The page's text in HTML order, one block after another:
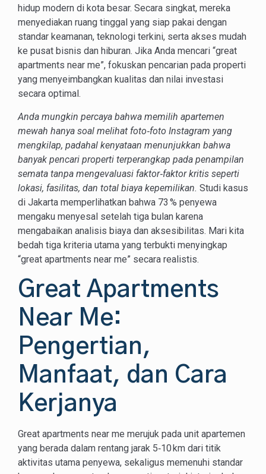
hidup modern di kota besar. Secara singkat, mereka
menyediakan ruang tinggal yang siap pakai dengan
standar keamanan, teknologi terkini, serta akses mudah
ke pusat bisnis dan hiburan. Jika Anda mencari “great
apartments near me”, fokuskan pencarian pada properti
yang menyeimbangkan kualitas dan nilai investasi
secara optimal.
Anda mungkin percaya bahwa memilih apartemen
mewah hanya soal melihat foto‑foto Instagram yang
mengkilap, padahal kenyataan menunjukkan bahwa
banyak pencari properti terperangkap pada penampilan
semata tanpa mengevaluasi faktor‑faktor kritis seperti
lokasi, fasilitas, dan total biaya kepemilikan. Studi kasus
di Jakarta memperlihatkan bahwa 73 % penyewa
mengaku menyesal setelah tiga bulan karena
mengabaikan analisis biaya dan aksesibilitas. Mari kita
bedah tiga kriteria utama yang terbukti menyingkap
“great apartments near me” secara realistis.
Great Apartments
Near Me:
Pengertian,
Manfaat, dan Cara
Kerjanya
Great apartments near me merujuk pada unit apartemen
yang berada dalam rentang jarak 5‑10 km dari titik
aktivitas utama penyewa, sekaligus memenuhi standar